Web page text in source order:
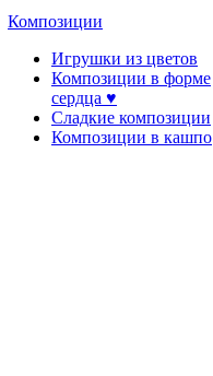
Композиции
Игрушки из цветов
Композиции в форме
сердца ♥
Сладкие композиции
Композиции в кашпо